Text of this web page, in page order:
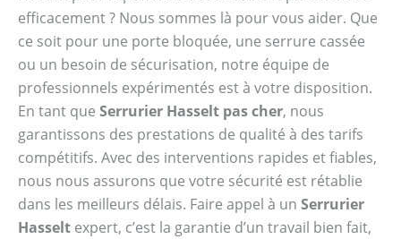
efficacement ? Nous sommes là pour vous aider. Que
ce soit pour une porte bloquée, une serrure cassée
ou un besoin de sécurisation, notre équipe de
professionnels expérimentés est à votre disposition.
En tant que Serrurier Hasselt pas cher, nous
garantissons des prestations de qualité à des tarifs
compétitifs. Avec des interventions rapides et fiables,
nous nous assurons que votre sécurité est rétablie
dans les meilleurs délais. Faire appel à un Serrurier
Hasselt expert, c’est la garantie d’un travail bien fait,